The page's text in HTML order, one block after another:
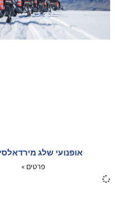
אופנועי שלג
פרטים »